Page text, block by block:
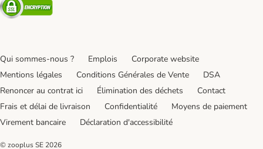
Qui sommes-nous ? Emplois
Corporate website
Mentions légales
Conditions Générales de Vente
DSA
Renoncer au contrat ici
Élimination des déchets
Contact
Frais et délai de livraison
Confidentialité
Moyens de paiement
Virement bancaire
Déclaration d'accessibilité
© zooplus SE 2026